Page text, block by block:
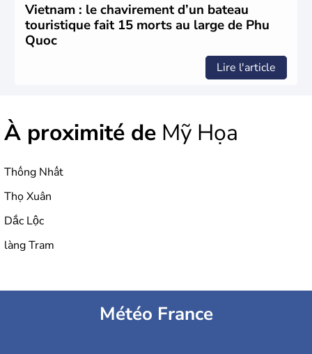
Vietnam : le chavirement d’un bateau
touristique fait 15 morts au large de Phu
Quoc
Lire l'article
À proximité de Mỹ Họa
Thống Nhất
Thọ Xuân
Dắc Lộc
làng Tram
Météo France